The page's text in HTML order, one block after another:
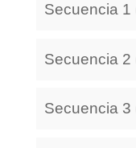
Secuencia 1
Secuencia 2
Secuencia 3